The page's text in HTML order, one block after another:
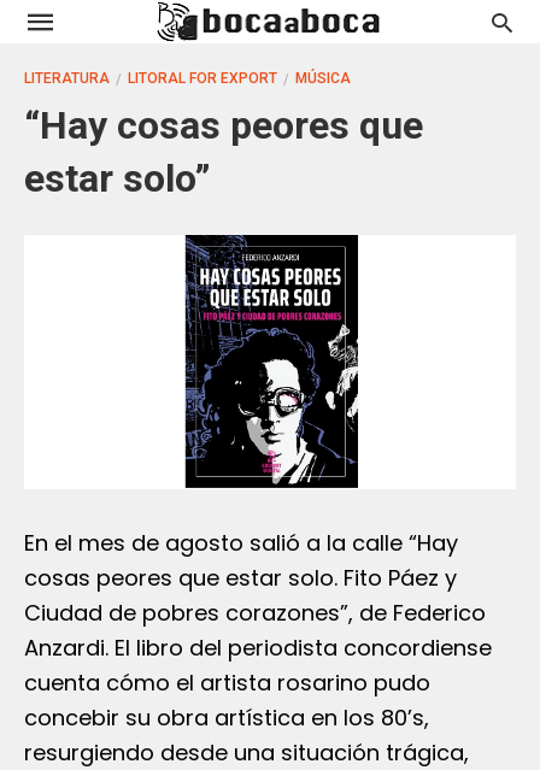
LITERATURA LITORAL FOR EXPORT MÚSICA
“Hay cosas peores que
estar solo”
En el mes de agosto salió a la calle “Hay
cosas peores que estar solo. Fito Páez y
Ciudad de pobres corazones”, de Federico
Anzardi. El libro del periodista concordiense
cuenta cómo el artista rosarino pudo
concebir su obra artística en los 80’s,
resurgiendo desde una situación trágica,